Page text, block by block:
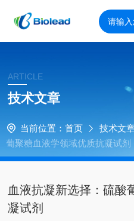
ARTICLE
技术文章
当前位置： 首页 技术文
葡聚糖血液学领域优质抗凝试剂
血液抗凝新选择：硫酸
凝试剂